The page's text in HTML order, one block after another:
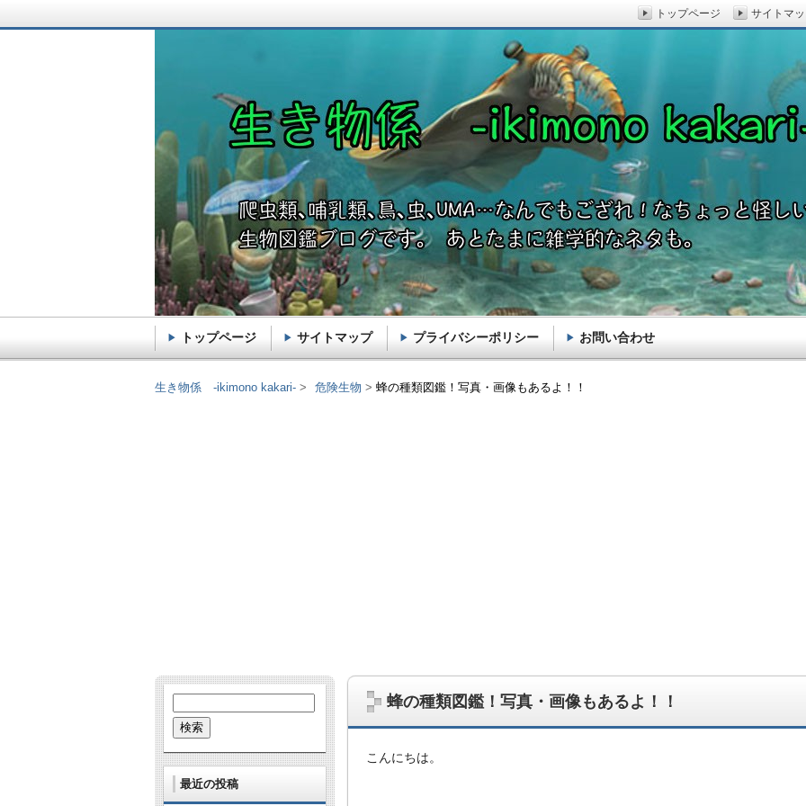
蜂の種類図鑑！写真・画像もあるよ！！
こんにちは。
索:
最近の投稿
生き物係 -ikimono kakari- 危険生物 蜂の種類図鑑！写真・画像もあるよ！！
生き物係 -ikimono kakari-
トップページ サイトマップ プライバシーポリシー お問い合わせ
トップページ サイトマ